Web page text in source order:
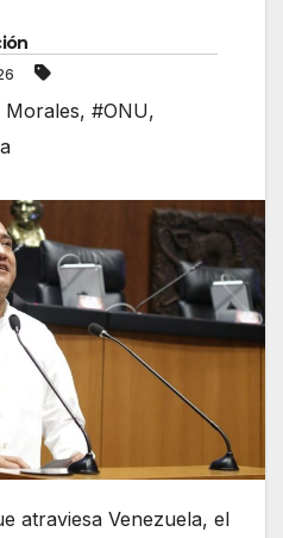
, #ONU,
atraviesa Venezuela, el